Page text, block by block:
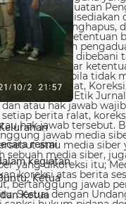
resmi
kegiatan
Ketua
Ketua